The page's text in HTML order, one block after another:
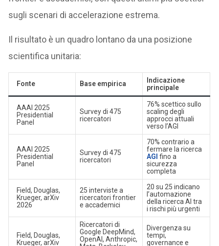
sugli scenari di accelerazione estrema.
Il risultato è un quadro lontano da una posizione
scientifica unitaria:
Fonte Base empirica
Indicazione
principale
AAAI 2025
Presidential
Panel
Survey di 475
ricercatori
76% scettico sullo
scaling degli
approcci attuali
verso l’AGI
AAAI 2025
Presidential
Panel
Survey di 475
ricercatori
70% contrario a
fermare la ricerca
AGI fino a
sicurezza
completa
Field, Douglas,
Krueger, arXiv
2026
25 interviste a
ricercatori frontier
e accademici
20 su 25 indicano
l’automazione
della ricerca AI tra
i rischi più urgenti
Field, Douglas,
Krueger, arXiv
Ricercatori di
Google DeepMind,
OpenAI, Anthropic,
Divergenza su
tempi,
governance e